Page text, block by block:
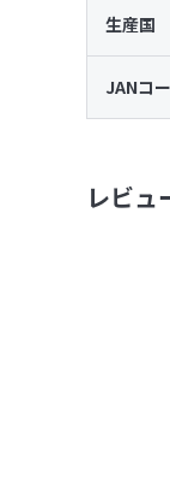
生産国
JANコ
レビュ